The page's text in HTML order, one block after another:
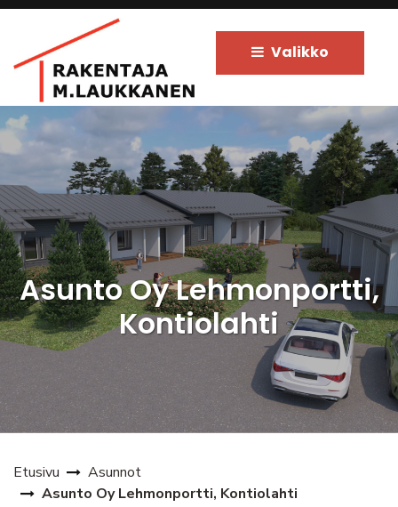
Siirry pääsisältöön
Valikko
Asunto Oy Lehmonportti,
Kontiolahti
Etusivu
Asunnot
Asunto Oy Lehmonportti, Kontiolahti